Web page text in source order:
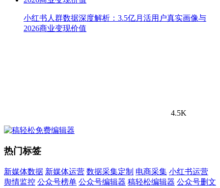
小红书人群数据深度解析：3.5亿月活用户真实画像与
2026商业变现价值
4.5K
热门标签
新媒体数据 新媒体运营 数据采集定制 电商采集 小红书运营
舆情监控 公众号榜单 公众号编辑器 稿轻松编辑器 公众号删文